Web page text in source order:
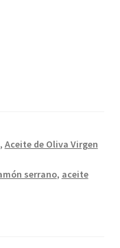
, Aceite de Oliva Virgen
serrano, aceite